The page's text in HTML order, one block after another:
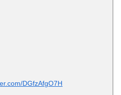
DGfzAfgO7H